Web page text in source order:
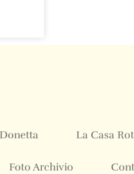
La Casa
Foto Archivio